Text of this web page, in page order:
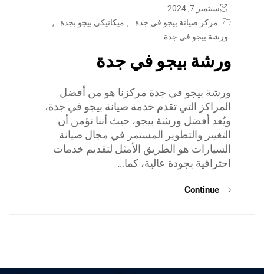
سبتمبر 7, 2024
مركز صيانة بيجو في جدة
, ميكانيكي بيجو بجدة
,
ورشة بيجو في جدة
ورشة بيجو في جدة
ورشة بيجو في جدة مركزنا هو من أفضل
المراكز التي تقدم خدمة صيانة بيجو في جدة،
ويُعد أفضل ورشة بيجو، حيث أننا نؤمن أن
التغيير والتطوير المستمر في مجال صيانة
السيارات هو الطريق الأمثل لتقديم خدمات
احترافية بجودة عالية، كما…
Continue